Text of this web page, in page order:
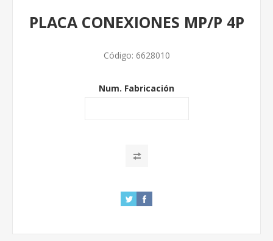
PLACA CONEXIONES MP/P 4P
Código: 6628010
Num. Fabricación